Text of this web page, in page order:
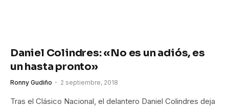
Daniel Colindres: «No es un adiós, es
un hasta pronto»
Ronny Gudiño 2 septiembre, 2018
Tras el Clásico Nacional, el delantero Daniel Colindres deja